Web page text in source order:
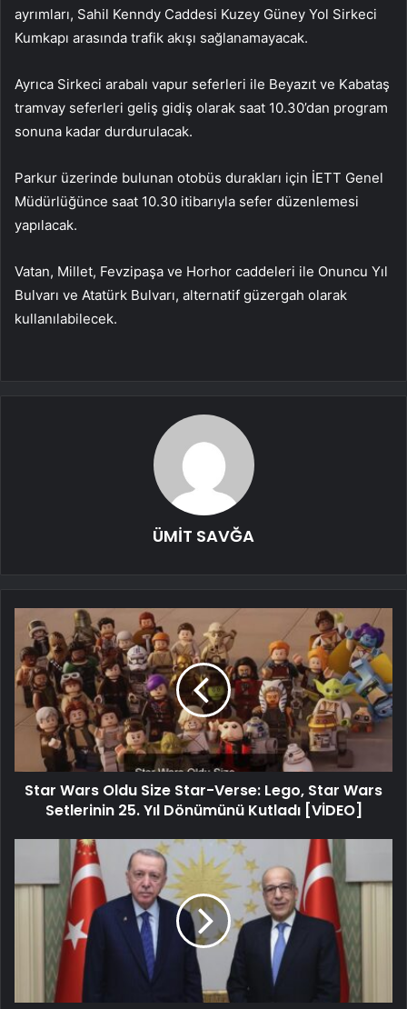
ayrımları, Sahil Kenndy Caddesi Kuzey Güney Yol Sirkeci
Kumkapı arasında trafik akışı sağlanamayacak.
Ayrıca Sirkeci arabalı vapur seferleri ile Beyazıt ve Kabataş
tramvay seferleri geliş gidiş olarak saat 10.30’dan program
sonuna kadar durdurulacak.
Parkur üzerinde bulunan otobüs durakları için İETT Genel
Müdürlüğünce saat 10.30 itibarıyla sefer düzenlemesi
yapılacak.
Vatan, Millet, Fevzipaşa ve Horhor caddeleri ile Onuncu Yıl
Bulvarı ve Atatürk Bulvarı, alternatif güzergah olarak
kullanılabilecek. ​​​​​​​
ÜMİT SAVĞA
Star Wars Oldu Size Star-Verse: Lego, Star Wars
Setlerinin 25. Yıl Dönümünü Kutladı [VİDEO]